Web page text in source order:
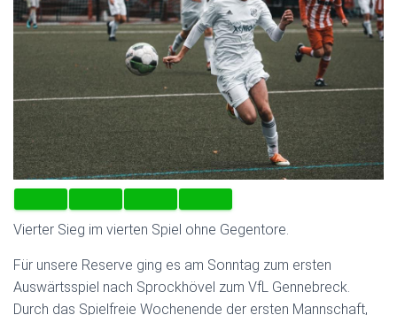
Vierter Sieg im vierten Spiel ohne Gegentore.
Für unsere Reserve ging es am Sonntag zum ersten
Auswärtsspiel nach Sprockhövel zum VfL Gennebreck.
Durch das Spielfreie Wochenende der ersten Mannschaft,